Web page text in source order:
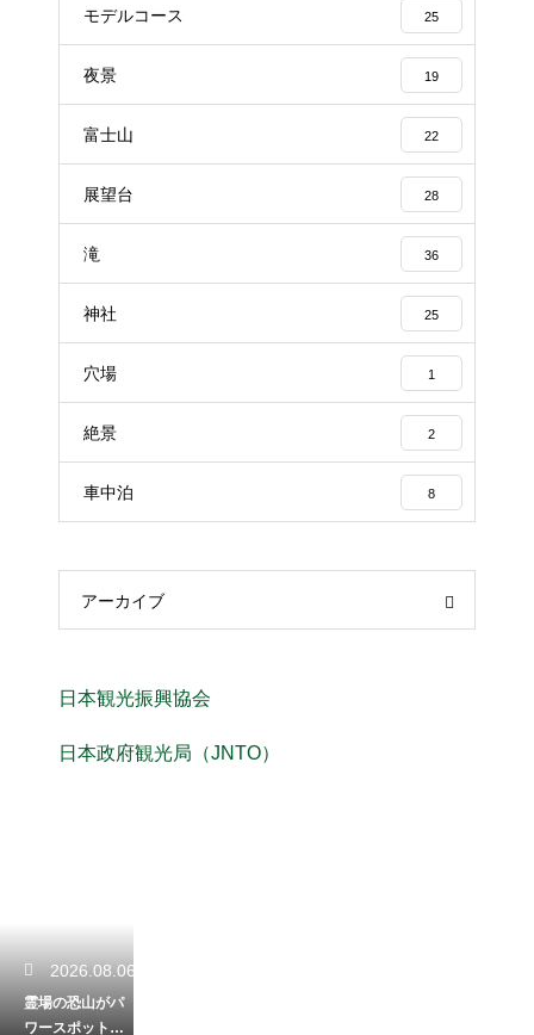
モデルコース 25
夜景 19
富士山 22
展望台 28
滝 36
神社 25
穴場 1
絶景 2
車中泊 8
アーカイブ
日本観光振興協会
日本政府観光局（JNTO）
2026.08.06
霊場の恐山がパ
ワースポットと